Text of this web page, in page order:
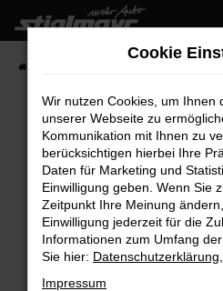
Zum
Hauptinhalt
springen
Fehler: Network
Beim Laden ist ein Fehler
Hier sind ein paar Tipps, die
Überprüfe deine
Internetverbindung.
Laden andere Webseiten,
Cookie
Wir nutzen Cookies, um Ihnen
unserer Webseite zu
Kommunikation mit Ihnen zu
berücksichtigen hierbei Ihre
Daten für Marketing und
Einwilligung geben. Wenn Sie
Zeitpunkt Ihre Meinung
Einwilligung jederzeit für die
Informationen zum Umfang
Sie hier: Datenschutzerklärung
Impressum